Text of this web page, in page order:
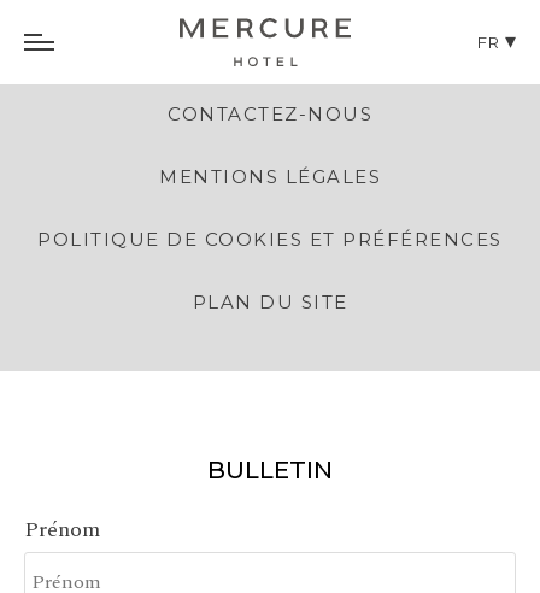
FR
CONTACTEZ-NOUS
MENTIONS LÉGALES
POLITIQUE DE COOKIES ET PRÉFÉRENCES
PLAN DU SITE
BULLETIN
Prénom